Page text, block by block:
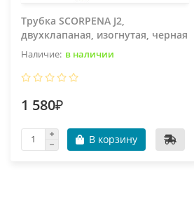
Трубка SCORPENA J2,
двухклапаная, изогнутая, черная
в наличии
1 580₽
В корзину